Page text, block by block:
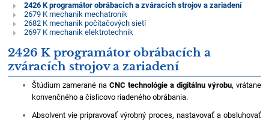
Školské
programy
2426 K programátor obrábacích a zváracích strojov a zariadení
2679 K mechanik mechatronik
2682 K mechanik počítačových sietí
2697 K mechanik elektrotechnik
2426 K programátor obrábacích a
zváracích strojov a zariadení
Štúdium zamerané naCNC technológie a digitálnu výrobu, vrátane
konvenčného a číslicovo riadeného obrábania.
Absolvent vie pripravovať výrobný proces, nastavovať a obsluhovať